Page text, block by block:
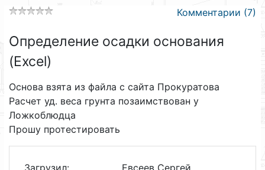
Комментарии (7)
Определение осадки основания
(Excel)
Основа взята из файла с сайта Прокуратова
Расчет уд. веса грунта позаимствован у
Ложкоблюдца
Прошу протестировать
Загрузил:
Евсеев Сергей